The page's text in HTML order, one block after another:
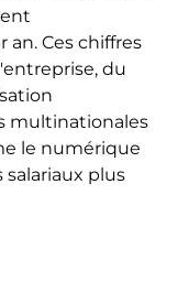
Ces chiffres
du
multinationales
le numérique
plus